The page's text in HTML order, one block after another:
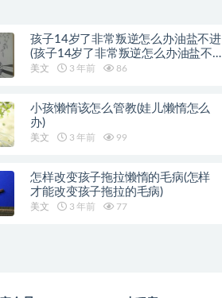
孩子14岁了非常叛逆怎么办油盐不进
(孩子14岁了非常叛逆怎么办油盐不
近)
美文 3 年前 86
小孩懒惰该怎么管教(娃儿懒惰怎么
办)
美文 3 年前 99
怎样改变孩子拖拉懒惰的毛病(怎样
才能改变孩子拖拉的毛病)
美文 3 年前 77